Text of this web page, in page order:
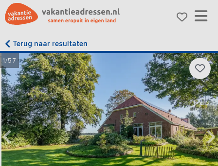
Terug naar resultaten
1/57